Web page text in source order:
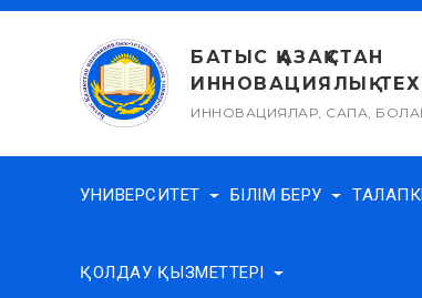
Skip
БАТЫС ҚАЗАҚСТАН
ИННОВАЦИЯЛЫҚ-
ИННОВАЦИЯЛАР, САПА,
УНИВЕРСИТЕТ БІЛІМ БЕРУ
ҚОЛДАУ ҚЫЗМЕТТЕРІ